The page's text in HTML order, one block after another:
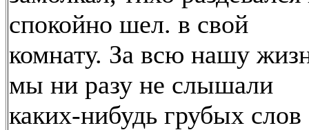
спокойно шел. в свой
комнату. За всю нашу
мы ни разу не слышали
каких-нибудь грубых слов